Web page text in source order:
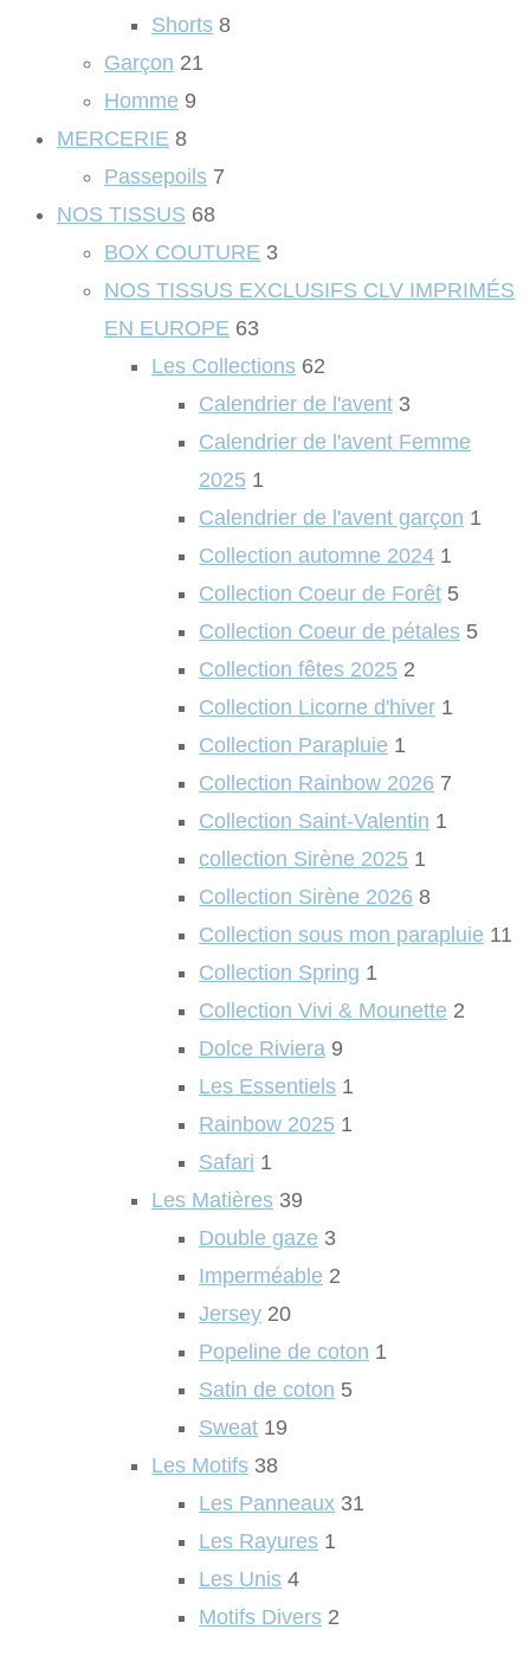
Shorts 8
Garçon 21
Homme 9
MERCERIE 8
Passepoils 7
NOS TISSUS 68
BOX COUTURE 3
NOS TISSUS EXCLUSIFS CLV IMPRIMÉS
EN EUROPE 63
Les Collections 62
Calendrier de l'avent 3
Calendrier de l'avent Femme
2025 1
Calendrier de l'avent garçon 1
Collection automne 2024 1
Collection Coeur de Forêt 5
Collection Coeur de pétales 5
Collection fêtes 2025 2
Collection Licorne d'hiver 1
Collection Parapluie 1
Collection Rainbow 2026 7
Collection Saint-Valentin 1
collection Sirène 2025 1
Collection Sirène 2026 8
Collection sous mon parapluie 11
Collection Spring 1
Collection Vivi & Mounette 2
Dolce Riviera 9
Les Essentiels 1
Rainbow 2025 1
Safari 1
Les Matières 39
Double gaze 3
Imperméable 2
Jersey 20
Popeline de coton 1
Satin de coton 5
Sweat 19
Les Motifs 38
Les Panneaux 31
Les Rayures 1
Les Unis 4
Motifs Divers 2